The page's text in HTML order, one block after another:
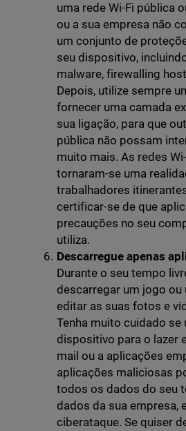
uma rede Wi-Fi pública
ou a sua empresa não
um conjunto de
seu dispositivo,
malware, firewalling
Depois, utilize sempre
fornecer uma camada
sua ligação, para que
pública não possam
muito mais. As redes
tornaram-se uma
trabalhadores
certificar-se de que
precauções no seu
utiliza.
Descarregue apenas
Durante o seu tempo
descarregar um jogo ou
editar as suas fotos e
Tenha muito cuidado
dispositivo para o lazer
mail ou a aplicações
aplicações maliciosas
todos os dados do seu
dados da sua empresa,
ciberataque. Se quiser